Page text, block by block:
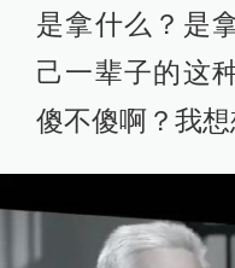
是拿什么？是
己一辈子的这
傻不傻啊？我想